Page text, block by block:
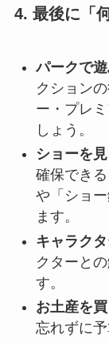
4. 最後に「
パークで
クション
ー・プレ
しょう。
ショーを
確保でき
や「ショ
ます。
キャラク
クターと
す。
お土産を買
忘れずに